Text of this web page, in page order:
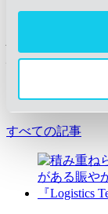
Again」として掲
編集し、ここに
関連コン
すべての記事